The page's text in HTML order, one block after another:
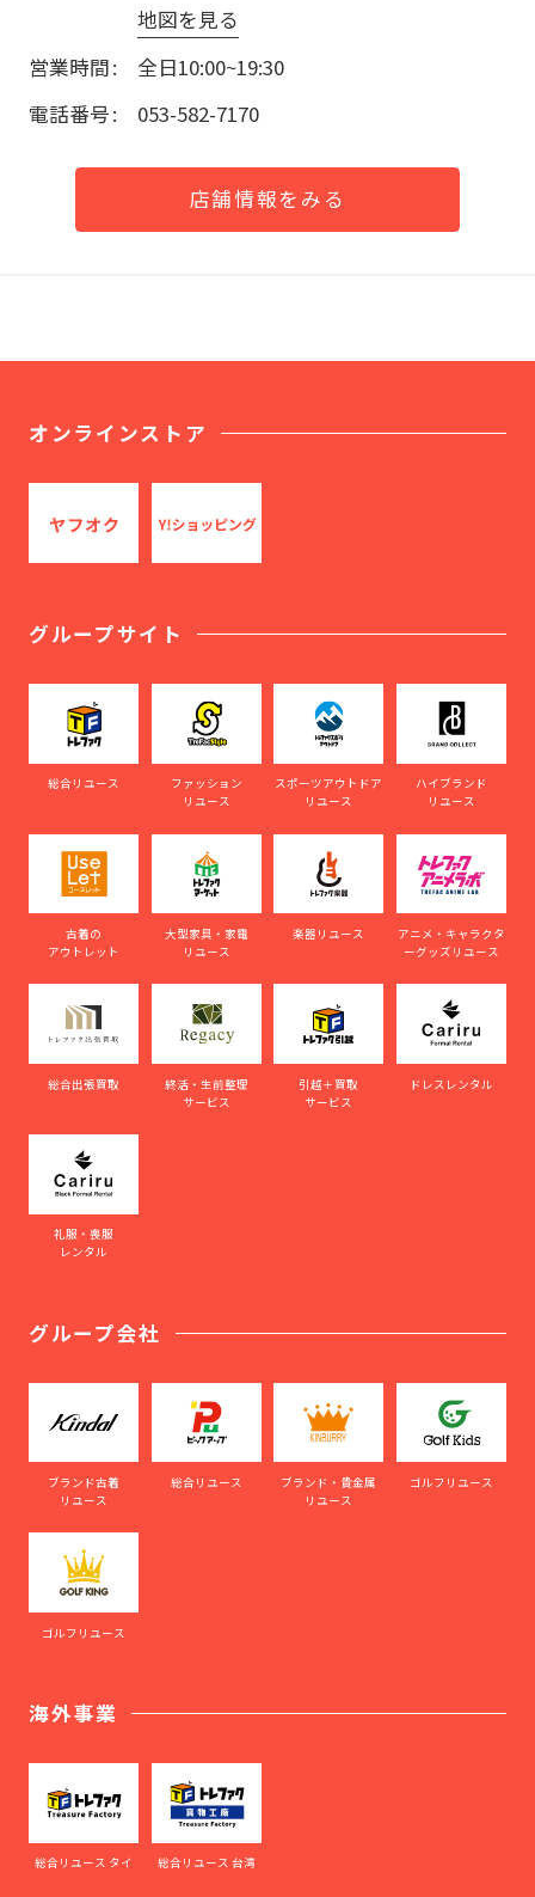
地図を見る
営業時間
全日10:00~19:30
電話番号
053-582-7170
店舗情報をみる
オンラインストア
グループサイト
総合リユース
ファッション
リユース
スポーツアウトドア
リユース
ハイブランド
リユース
古着の
アウトレット
大型家具・家電
リユース
楽器リユース
アニメ・キャラクタ
ーグッズリユース
総合出張買取
終活・生前整理
サービス
引越＋買取
サービス
ドレスレンタル
礼服・喪服
レンタル
グループ会社
ブランド古着
リユース
総合リユース
ブランド・貴金属
リユース
ゴルフリユース
ゴルフリユース
海外事業
総合リユース タイ 総合リユース 台湾